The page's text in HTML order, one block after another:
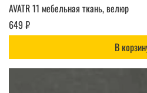
AVATR 11 мебельная ткань, велюр
649 ₽
В